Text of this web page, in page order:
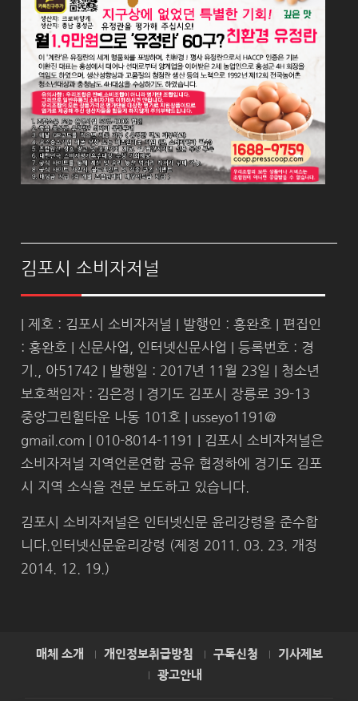
김포시 소비자저널
| 제호 : 김포시 소비자저널 | 발행인 : 홍완호 | 편집인
: 홍완호 | 신문사업, 인터넷신문사업 | 등록번호 : 경
기., 아51742 | 발행일 : 2017년 11월 23일 | 청소년
보호책임자 : 김은정 | 경기도 김포시 장릉로 39-13
중앙그린힐타운 나동 101호 | usseyo1191@
gmail.com | 010-8014-1191 | 김포시 소비자저널은
소비자저널 지역언론연합 공유 협정하에 경기도 김포
시 지역 소식을 전문 보도하고 있습니다.
김포시 소비자저널은 인터넷신문 윤리강령을 준수합
니다.인터넷신문윤리강령 (제정 2011. 03. 23. 개정
2014. 12. 19.)
매체 소개 개인정보취급방침 구독신청
기사제보
광고안내